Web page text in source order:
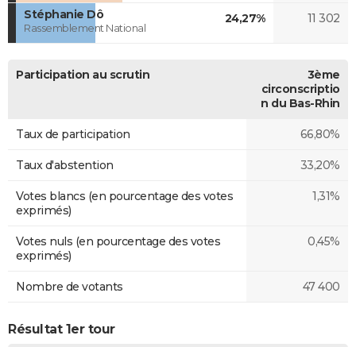
Stéphanie Dô
Rassemblement National
24,27% 11 302
Participation au scrutin
3ème
circonscriptio
n du Bas-Rhin
Taux de participation 66,80%
Taux d'abstention 33,20%
Votes blancs (en pourcentage des votes
exprimés)
1,31%
Votes nuls (en pourcentage des votes
exprimés)
0,45%
Nombre de votants 47 400
Résultat 1er tour